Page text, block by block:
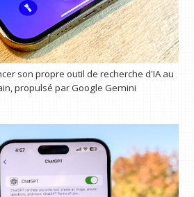
son propre outil de recherche d'IA au
propulsé par Google Gemini